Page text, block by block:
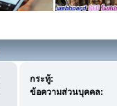
กระทู้:
ข้อความส่วนบุคคล: